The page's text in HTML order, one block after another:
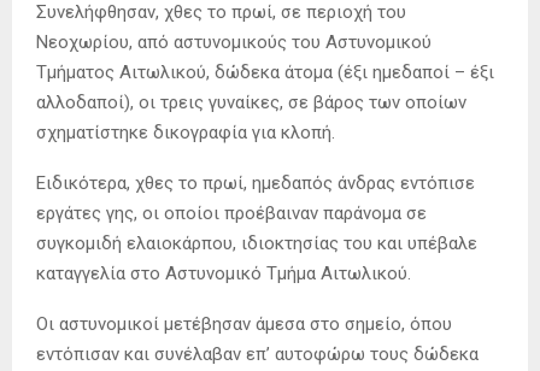
Συνελήφθησαν, χθες το πρωί, σε περιοχή του
Νεοχωρίου, από αστυνομικούς του Αστυνομικού
Τμήματος Αιτωλικού, δώδεκα άτομα (έξι ημεδαποί – έξι
αλλοδαποί), οι τρεις γυναίκες, σε βάρος των οποίων
σχηματίστηκε δικογραφία για κλοπή.
Ειδικότερα, χθες το πρωί, ημεδαπός άνδρας εντόπισε
εργάτες γης, οι οποίοι προέβαιναν παράνομα σε
συγκομιδή ελαιοκάρπου, ιδιοκτησίας του και υπέβαλε
καταγγελία στο Αστυνομικό Τμήμα Αιτωλικού.
Οι αστυνομικοί μετέβησαν άμεσα στο σημείο, όπου
εντόπισαν και συνέλαβαν επ’ αυτοφώρω τους δώδεκα